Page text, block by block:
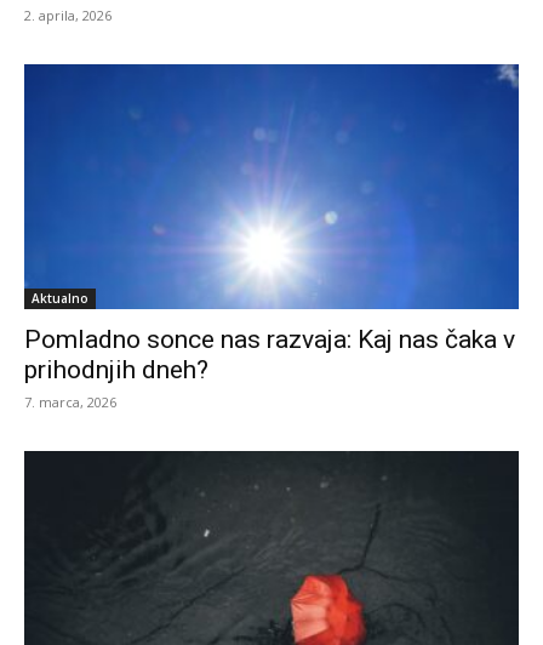
2. aprila, 2026
Aktualno
Pomladno sonce nas razvaja: Kaj nas čaka v
prihodnjih dneh?
7. marca, 2026